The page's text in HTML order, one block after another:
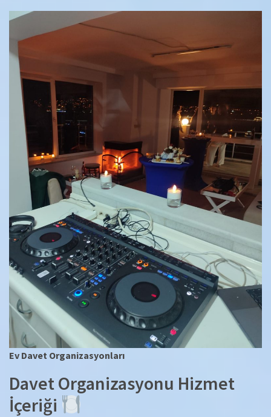
Ev Davet Organizasyonları
Davet Organizasyonu Hizmet
İçeriği